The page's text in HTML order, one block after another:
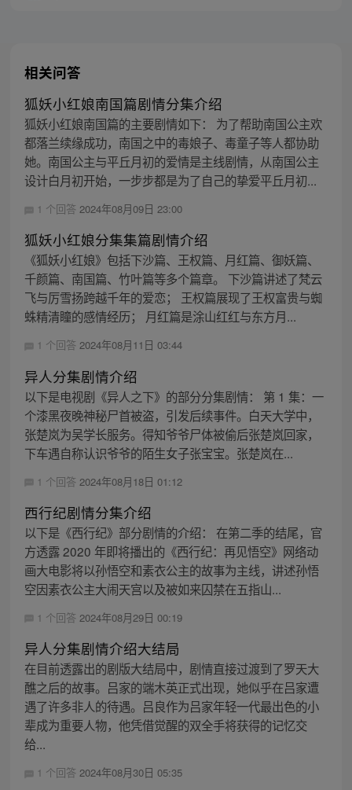
相关问答
狐妖小红娘南国篇剧情分集介绍
狐妖小红娘南国篇的主要剧情如下： 为了帮助南国公主欢
都落兰续缘成功，南国之中的毒娘子、毒童子等人都协助
她。南国公主与平丘月初的爱情是主线剧情，从南国公主
设计白月初开始，一步步都是为了自己的挚爱平丘月初...
1 个回答 2024年08月09日 23:00
狐妖小红娘分集集篇剧情介绍
《狐妖小红娘》包括下沙篇、王权篇、月红篇、御妖篇、
千颜篇、南国篇、竹叶篇等多个篇章。 下沙篇讲述了梵云
飞与厉雪扬跨越千年的爱恋； 王权篇展现了王权富贵与蜘
蛛精清瞳的感情经历； 月红篇是涂山红红与东方月...
1 个回答 2024年08月11日 03:44
异人分集剧情介绍
以下是电视剧《异人之下》的部分分集剧情： 第 1 集：一
个漆黑夜晚神秘尸首被盗，引发后续事件。白天大学中，
张楚岚为吴学长服务。得知爷爷尸体被偷后张楚岚回家，
下车遇自称认识爷爷的陌生女子张宝宝。张楚岚在...
1 个回答 2024年08月18日 01:12
西行纪剧情分集介绍
以下是《西行纪》部分剧情的介绍： 在第二季的结尾，官
方透露 2020 年即将播出的《西行纪：再见悟空》网络动
画大电影将以孙悟空和素衣公主的故事为主线，讲述孙悟
空因素衣公主大闹天宫以及被如来囚禁在五指山...
1 个回答 2024年08月29日 00:19
异人分集剧情介绍大结局
在目前透露出的剧版大结局中，剧情直接过渡到了罗天大
醮之后的故事。吕家的端木英正式出现，她似乎在吕家遭
遇了许多非人的待遇。吕良作为吕家年轻一代最出色的小
辈成为重要人物，他凭借觉醒的双全手将获得的记忆交
给...
1 个回答 2024年08月30日 05:35